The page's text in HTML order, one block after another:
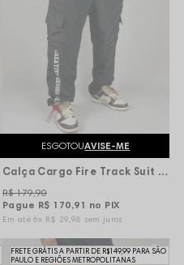
ESGOTOUAVISE-ME
Calça Cargo Fire Track Suit (OPAQUE) Street Racing - Preta
Pague R$ 170,91 no PIX
R$ 179,90
6x R$ 29,98 sem juros
FRETE GRÁTIS A PARTIR DE R$149,99 PARA SÃO
PAULO E REGIÕES METROPOLITANAS